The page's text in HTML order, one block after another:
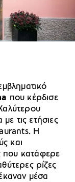
που κέρδισε
τις ετήσιες
Η
και
που κατάφερε
ρίζες
μέσα